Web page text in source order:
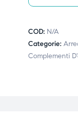
COD: N/A
Categorie:
Complementi